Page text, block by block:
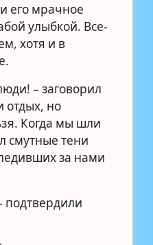
его мрачное
улыбкой. Все-
хотя и в
– заговорил
отдых, но
Когда мы шли
смутные тени
за нами
подтвердили